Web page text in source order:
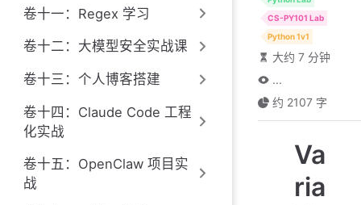
卷十一：Regex 学习
卷十二：大模型安全实战课
卷十三：个人博客搭建
卷十四：Claude Code 工程
化实战
卷十五：OpenClaw 项目实
战
CS-PY101 Lab
Python 1v1
大约 7 分钟
...
约 2107 字
Va
ria